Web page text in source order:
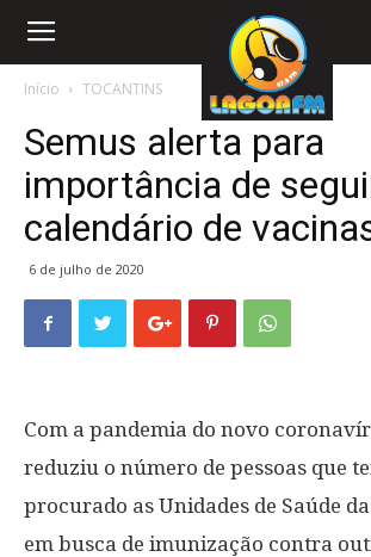
Início TOCANTINS
Semus alerta para
importância de
calendário de
6 de julho de 2020
Com a pandemia do novo
reduziu o número de pessoas que
procurado as Unidades de Saúde
em busca de imunização contra